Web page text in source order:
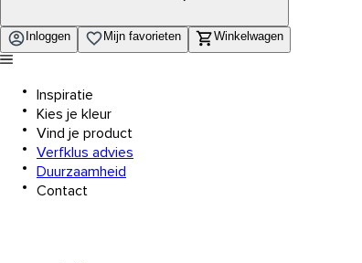
Inloggen Mijn favorieten Winkelwagen
Inspiratie
Kies je kleur
Vind je product
Verfklus advies
Duurzaamheid
Contact